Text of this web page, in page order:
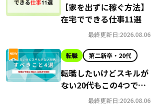
【家を出ずに稼ぐ方法】
在宅でできる仕事11選
最終更新日:2026.08.06
転職 第二新卒・20代
転職したいけどスキルが
ない20代もこの4つで可
能に！理由と注意点
最終更新日:2026.08.06